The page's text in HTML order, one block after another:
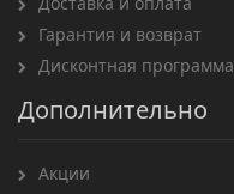
Гарантия и возврат
Дисконтная программа
Дополнительно
Акции